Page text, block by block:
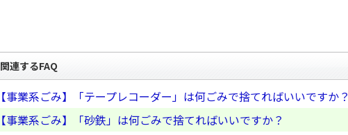
関連するFAQ
【事業系ごみ】「テープレコーダー」は何ごみで捨てればいいですか？
【事業系ごみ】「砂鉄」は何ごみで捨てればいいですか？